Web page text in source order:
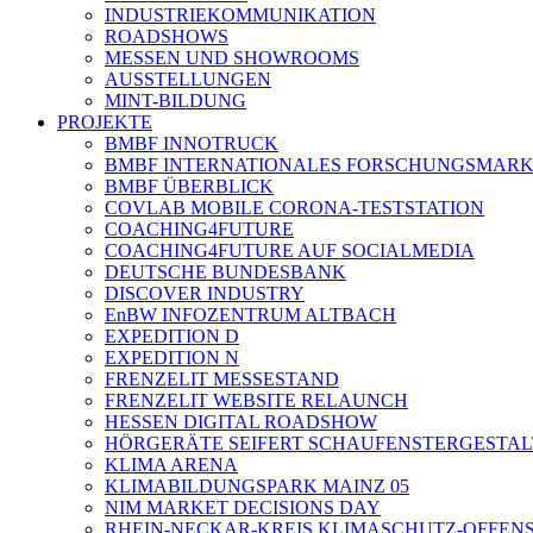
INDUSTRIEKOMMUNIKATION
ROADSHOWS
MESSEN UND SHOWROOMS
AUSSTELLUNGEN
MINT-BILDUNG
PROJEKTE
BMBF INNOTRUCK
BMBF INTERNATIONALES
BMBF ÜBERBLICK
COVLAB MOBILE CORONA-TESTSTATION
COACHING4FUTURE
COACHING4FUTURE AUF SOCIALMEDIA
DEUTSCHE BUNDESBANK
DISCOVER INDUSTRY
EnBW INFOZENTRUM ALTBACH
EXPEDITION D
EXPEDITION N
FRENZELIT MESSESTAND
FRENZELIT WEBSITE RELAUNCH
HESSEN DIGITAL ROADSHOW
HÖRGERÄTE SEIFERT
KLIMA ARENA
KLIMABILDUNGSPARK MAINZ 05
NIM MARKET DECISIONS DAY
RHEIN-NECKAR-KREIS KLIMASCHUTZ-